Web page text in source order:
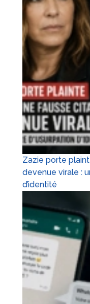
Zazie porte
devenue virale :
d’identité